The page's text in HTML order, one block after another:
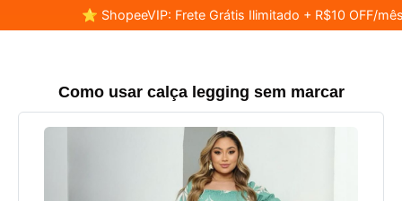
⭐ ShopeeVIP: Frete Grátis Ilimitado + R$10 OFF/
Como usar calça legging sem marcar